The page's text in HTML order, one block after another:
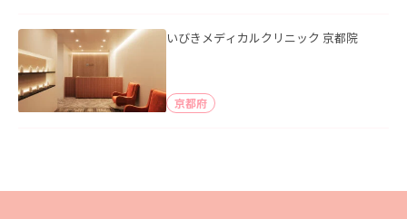
いびきメディカルクリニック 京都院
京都府